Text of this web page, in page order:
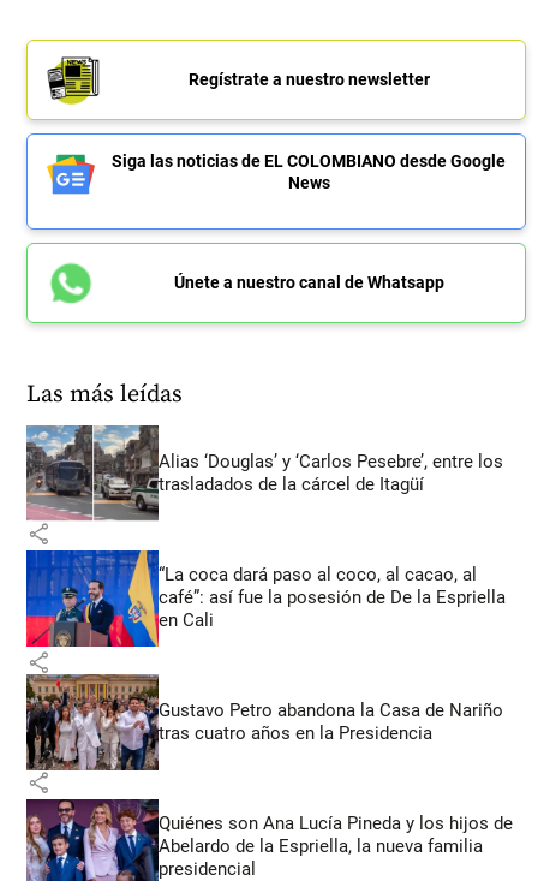
Regístrate a nuestro newsletter
Siga las noticias de EL COLOMBIANO desde Google
News
Únete a nuestro canal de Whatsapp
Las más leídas
Alias ‘Douglas’ y ‘Carlos Pesebre’, entre los
trasladados de la cárcel de Itagüí
share
“La coca dará paso al coco, al cacao, al
café”: así fue la posesión de De la Espriella
en Cali
share
Gustavo Petro abandona la Casa de Nariño
tras cuatro años en la Presidencia
share
Quiénes son Ana Lucía Pineda y los hijos de
Abelardo de la Espriella, la nueva familia
presidencial